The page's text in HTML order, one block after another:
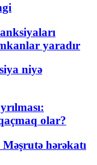
yaradır
niyə
olar?
Məşrutə hərəkatı